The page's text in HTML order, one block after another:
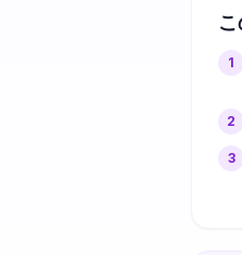
1
2
3